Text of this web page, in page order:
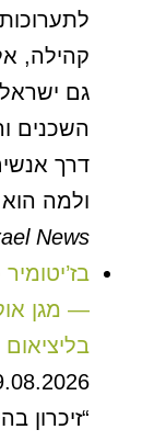
קהילה,
גם
השכנים
דרך
ולמה
News
— מגן
“זיכרון